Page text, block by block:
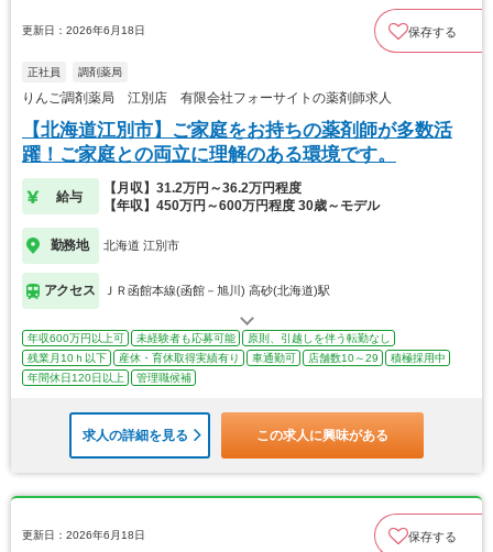
更新日：2026年6月18日 保存する
正社員 調剤薬局
りんご調剤薬局 江別店 有限会社フォーサイトの薬剤師求人
【北海道江別市】ご家庭をお持ちの薬剤師が多数活
躍！ご家庭との両立に理解のある環境です。
給与
【月収】31.2万円～36.2万円程度
【年収】450万円～600万円程度 30歳～モデル
勤務地 北海道 江別市
アクセス ＪＲ函館本線(函館－旭川) 高砂(北海道)駅
年収600万円以上可 未経験者も応募可能
原則、引越しを伴う転勤なし
残業月10ｈ以下
産休・育休取得実績有り 車通勤可 店舗数10～29
積極採用中
年間休日120日以上
管理職候補
求人の詳細を見る この求人に興味がある
更新日：2026年6月18日 保存する